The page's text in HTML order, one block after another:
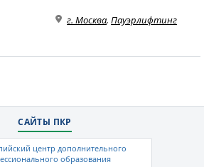
г. Москва, Пауэрлифтинг
САЙТЫ ПКР
центр дополнительного
образования